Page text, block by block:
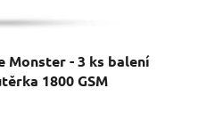
Monster - 3 ks balení
1800 GSM